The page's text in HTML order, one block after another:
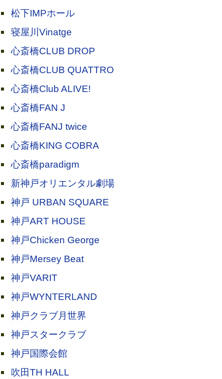
松下IMPホール
寝屋川Vinatge
心斎橋CLUB DROP
心斎橋CLUB QUATTRO
心斎橋Club ALIVE!
心斎橋FAN J
心斎橋FANJ twice
心斎橋KING COBRA
心斎橋paradigm
新神戸オリエンタル劇場
神戸 URBAN SQUARE
神戸ART HOUSE
神戸Chicken George
神戸Mersey Beat
神戸VARIT
神戸WYNTERLAND
神戸クラブ月世界
神戸スタークラブ
神戸国際会館
吹田TH HALL